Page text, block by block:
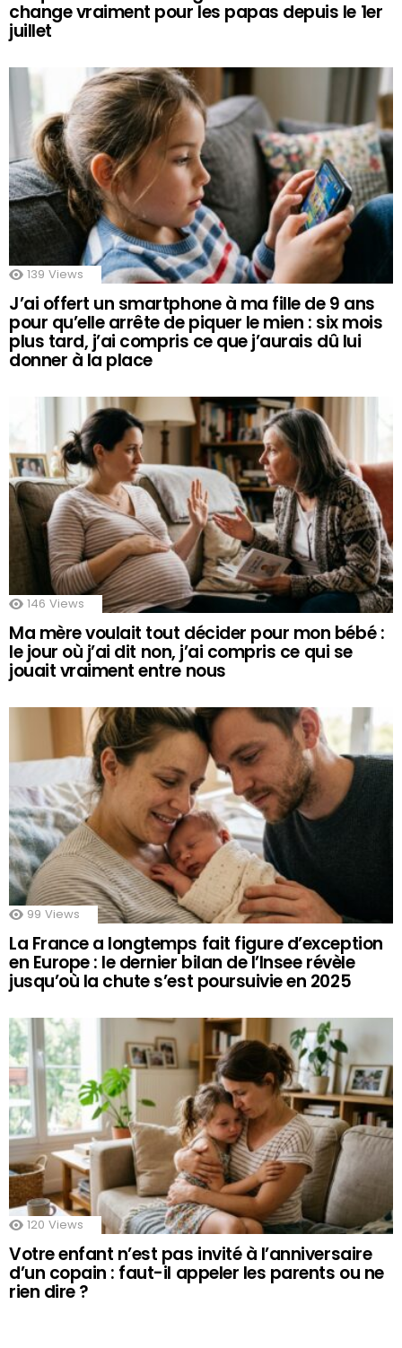
change vraiment pour les papas depuis le 1er
juillet
139 Views
J’ai offert un smartphone à ma fille de 9 ans
pour qu’elle arrête de piquer le mien : six mois
plus tard, j’ai compris ce que j’aurais dû lui
donner à la place
146 Views
Ma mère voulait tout décider pour mon bébé :
le jour où j’ai dit non, j’ai compris ce qui se
jouait vraiment entre nous
99 Views
La France a longtemps fait figure d’exception
en Europe : le dernier bilan de l’Insee révèle
jusqu’où la chute s’est poursuivie en 2025
120 Views
Votre enfant n’est pas invité à l’anniversaire
d’un copain : faut-il appeler les parents ou ne
rien dire ?